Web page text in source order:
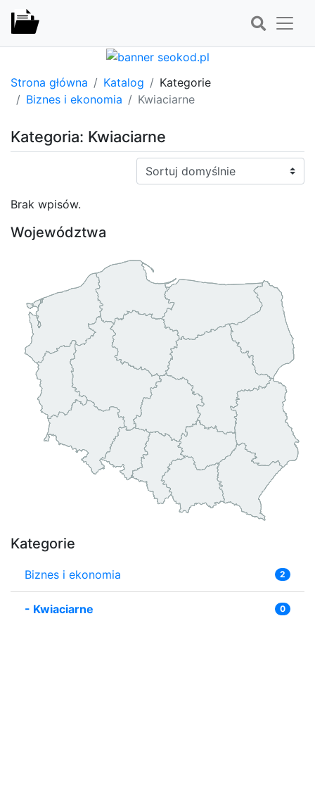
Strona główna Katalog
Kategorie
Biznes i ekonomia
Kwiaciarne
Kategoria: Kwiaciarne
Sortuj:
Brak wpisów.
Województwa
Kategorie
Biznes i ekonomia 2
- Kwiaciarne 0